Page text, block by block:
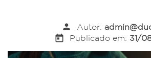
person Autor:
today Publicado em: 31/